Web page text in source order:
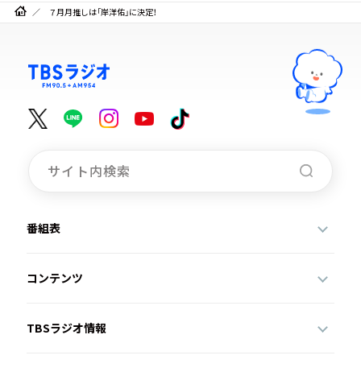
７月月推しは「岸洋佑」に決定！
番組表
コンテンツ
TBSラジオ情報